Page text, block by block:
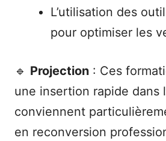
L’utilisation des
pour optimiser les
🔹 Projection : Ces
une insertion rapide dans
conviennent
en reconversion